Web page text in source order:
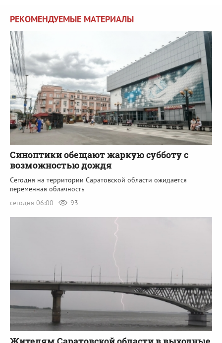
РЕКОМЕНДУЕМЫЕ МАТЕРИАЛЫ
Синоптики обещают жаркую субботу с
возможностью дождя
Сегодня на территории Саратовской области ожидается
переменная облачность
сегодня 06:00
93